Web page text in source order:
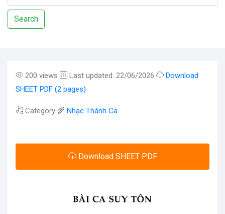
Search
200 views Last updated: 22/06/2026
Download
SHEET PDF (2 pages)
Category 🌾 Nhạc Thánh Ca
Download SHEET PDF